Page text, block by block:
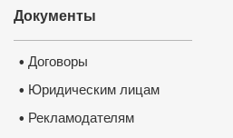
Документы
• Договоры
• Юридическим лицам
• Рекламодателям